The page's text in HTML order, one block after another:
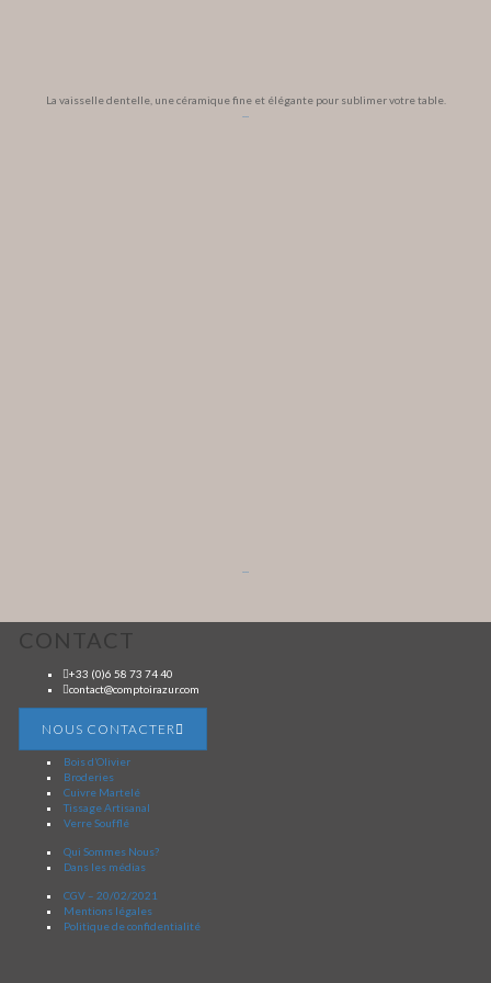
La vaisselle dentelle, une céramique fine et élégante pour sublimer votre table.
CONTACT
+33 (0)6 58 73 74 40
contact@comptoirazur.com
NOUS CONTACTER
Bois d’Olivier
Broderies
Cuivre Martelé
Tissage Artisanal
Verre Soufflé
Qui Sommes Nous?
Dans les médias
CGV – 20/02/2021
Mentions légales
Politique de confidentialité